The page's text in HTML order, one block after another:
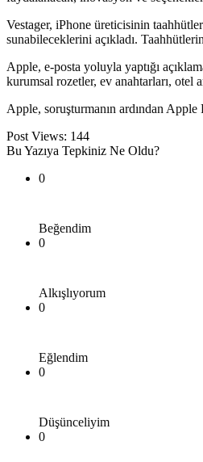
Vestager, iPhone üreticisinin
sunabileceklerini açıkladı.
Apple, e-posta yoluyla yaptığı
kurumsal rozetler, ev anahtarları, otel
Apple, soruşturmanın ardından
Post Views: 144
Bu Yazıya Tepkiniz Ne Oldu?
0
Beğendim
0
Alkışlıyorum
0
Eğlendim
0
Düşünceliyim
0